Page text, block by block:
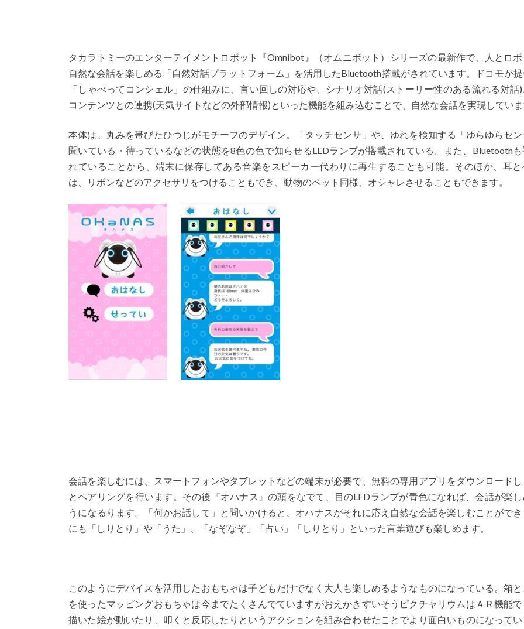
タカラトミーのエンターテイメントロボット『Omnibot』（オムニボット）シリーズの最新作で、人とロ
自然な会話を楽しめる「自然対話プラットフォーム」を活用したBluetooth搭載がされています。ドコモが
「しゃべってコンシェル」の仕組みに、言い回しの対応や、シナリオ対話(ストーリー性のある流れる対話
コンテンツとの連携(天気サイトなどの外部情報)といった機能を組み込むことで、自然な会話を実現してい
本体は、丸みを帯びたひつじがモチーフのデザイン。「タッチセンサ」や、ゆれを検知する「ゆらゆらセ
聞いている・待っているなどの状態を8色の色で知らせるLEDランプが搭載されている。また、Bluetooth
れていることから、端末に保存してある音楽をスピーカー代わりに再生することも可能。そのほか、耳
は、リボンなどのアクセサリをつけることもでき、動物のペット同様、オシャレさせることもできます。
会話を楽しむには、スマートフォンやタブレットなどの端末が必要で、無料の専用アプリをダウンロード
とペアリングを行います。その後『オハナス』の頭をなでて、目のLEDランプが青色になれば、会話が楽
うになるります。「何かお話して」と問いかけると、オハナスがそれに応え自然な会話を楽しむことがで
にも「しりとり」や「うた」、「なぞなぞ」「占い」「しりとり」といった言葉遊びも楽しめます。
このようにデバイスを活用したおもちゃは子どもだけでなく大人も楽しめるようなものになっている。箱
を使ったマッピングおもちゃは今までたくさんでていますがおえかきすいそうピクチャリウムはＡＲ機能
描いた絵が動いたり、叩くと反応したりというアクションを組み合わせたことでより面白いものになって